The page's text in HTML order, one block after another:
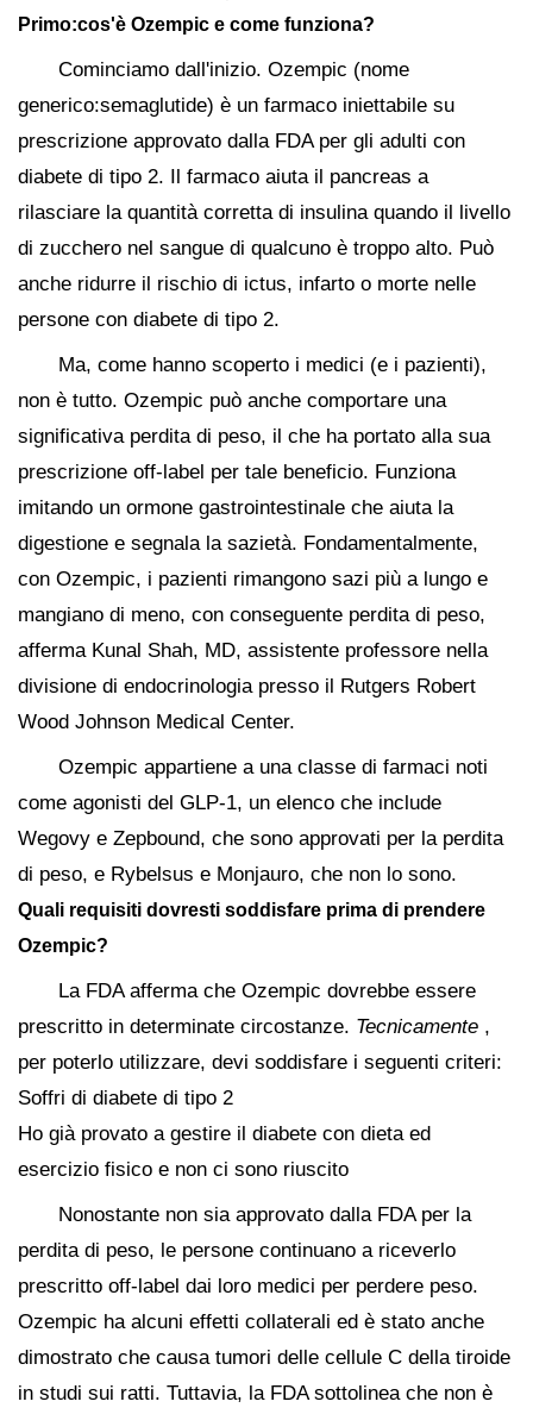
Primo:cos'è Ozempic e come funziona?
Cominciamo dall'inizio. Ozempic (nome
generico:semaglutide) è un farmaco iniettabile su
prescrizione approvato dalla FDA per gli adulti con
diabete di tipo 2. Il farmaco aiuta il pancreas a
rilasciare la quantità corretta di insulina quando il livello
di zucchero nel sangue di qualcuno è troppo alto. Può
anche ridurre il rischio di ictus, infarto o morte nelle
persone con diabete di tipo 2.
Ma, come hanno scoperto i medici (e i pazienti),
non è tutto. Ozempic può anche comportare una
significativa perdita di peso, il che ha portato alla sua
prescrizione off-label per tale beneficio. Funziona
imitando un ormone gastrointestinale che aiuta la
digestione e segnala la sazietà. Fondamentalmente,
con Ozempic, i pazienti rimangono sazi più a lungo e
mangiano di meno, con conseguente perdita di peso,
afferma Kunal Shah, MD, assistente professore nella
divisione di endocrinologia presso il Rutgers Robert
Wood Johnson Medical Center.
Ozempic appartiene a una classe di farmaci noti
come agonisti del GLP-1, un elenco che include
Wegovy e Zepbound, che sono approvati per la perdita
di peso, e Rybelsus e Monjauro, che non lo sono.
Quali requisiti dovresti soddisfare prima di prendere
Ozempic?
La FDA afferma che Ozempic dovrebbe essere
prescritto in determinate circostanze. Tecnicamente ,
per poterlo utilizzare, devi soddisfare i seguenti criteri:
Soffri di diabete di tipo 2
Ho già provato a gestire il diabete con dieta ed
esercizio fisico e non ci sono riuscito
Nonostante non sia approvato dalla FDA per la
perdita di peso, le persone continuano a riceverlo
prescritto off-label dai loro medici per perdere peso.
Ozempic ha alcuni effetti collaterali ed è stato anche
dimostrato che causa tumori delle cellule C della tiroide
in studi sui ratti. Tuttavia, la FDA sottolinea che non è